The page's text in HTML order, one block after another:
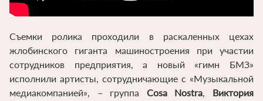
Съемки ролика проходили в раскаленных цехах
жлобинского гиганта машиностроения при участии
сотрудников предприятия, а новый «гимн БМЗ»
исполнили артисты, сотрудничающие с «Музыкальной
медиакомпанией», – группа Cosa Nostra, Виктория